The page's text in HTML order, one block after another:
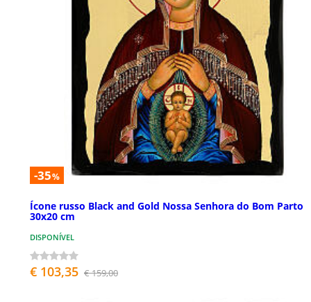
-35%
Ícone russo Black and Gold Nossa Senhora do Bom Parto
30x20 cm
DISPONÍVEL
€ 103,35 € 159,00